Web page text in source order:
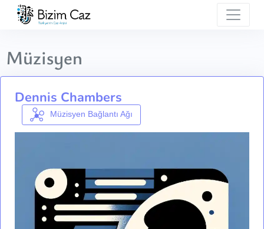
Müzisyen
Dennis Chambers
Müzisyen Bağlantı Ağı